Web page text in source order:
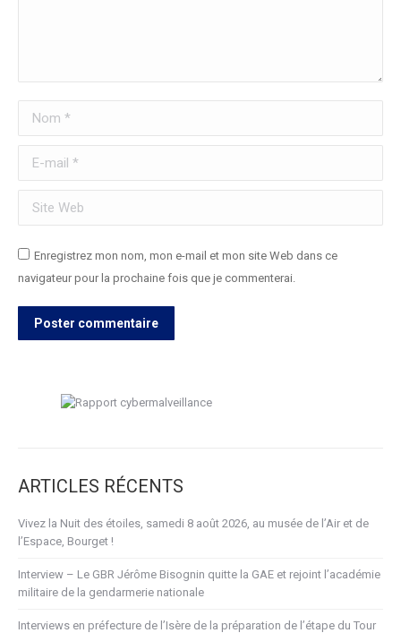
Nom *
E-mail *
Site Web
Enregistrez mon nom, mon e-mail et mon site Web dans ce
navigateur pour la prochaine fois que je commenterai.
Poster commentaire
ARTICLES RÉCENTS
Vivez la Nuit des étoiles, samedi 8 août 2026, au musée de l’Air et de
l’Espace, Bourget !
Interview – Le GBR Jérôme Bisognin quitte la GAE et rejoint l’académie
militaire de la gendarmerie nationale
Interviews en préfecture de l’Isère de la préparation de l’étape du Tour